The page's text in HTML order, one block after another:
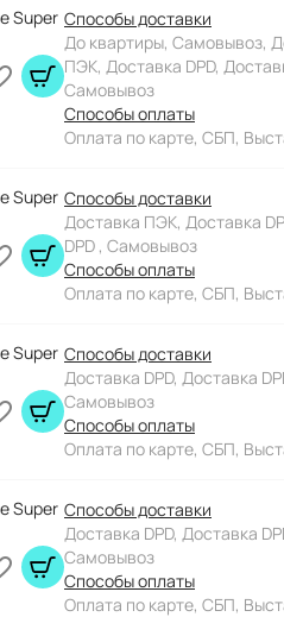
Super Способы доставки
До квартиры, Самовывоз,
ПЭК, Доставка DPD,
Самовывоз
Способы оплаты
Оплата по карте, СБП,
Super Способы доставки
Доставка ПЭК, Доставка
DPD , Самовывоз
Способы оплаты
Оплата по карте, СБП,
Super Способы доставки
Доставка DPD, Доставка
Самовывоз
Способы оплаты
Оплата по карте, СБП,
Super Способы доставки
Доставка DPD, Доставка
Самовывоз
Способы оплаты
Оплата по карте, СБП,